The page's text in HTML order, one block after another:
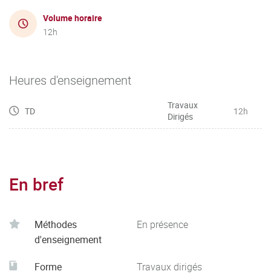
Volume horaire
12h
Heures d'enseignement
TD
Travaux
Dirigés
12h
En bref
Méthodes
d'enseignement
En présence
Forme
Travaux dirigés